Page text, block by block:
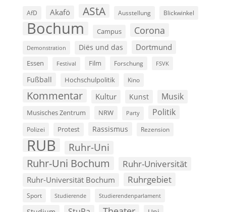
AfD Akafö AStA Ausstellung Blickwinkel
Bochum Campus Corona
Demonstration Diës und das Dortmund
Essen Festival Film Forschung FSVK
Fußball Hochschulpolitik Kino
Kommentar Kultur Kunst Musik
Musisches Zentrum NRW Party Politik
Polizei Protest Rassismus Rezension
RUB Ruhr-Uni
Ruhr-Uni Bochum Ruhr-Universität
Ruhr-Universität Bochum Ruhrgebiet
Sport Studierende Studierendenparlament